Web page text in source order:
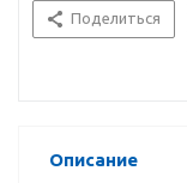
Поделиться
Описание